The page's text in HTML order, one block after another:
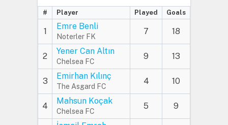
# Player Played Goals
1
Emre Benli
Noterler FK
7 18
2
Yener Can Altın
Chelsea FC
9 13
3
Emirhan Kılınç
The Asgard FC
4 10
4
Mahsun Koçak
Chelsea FC
5 9